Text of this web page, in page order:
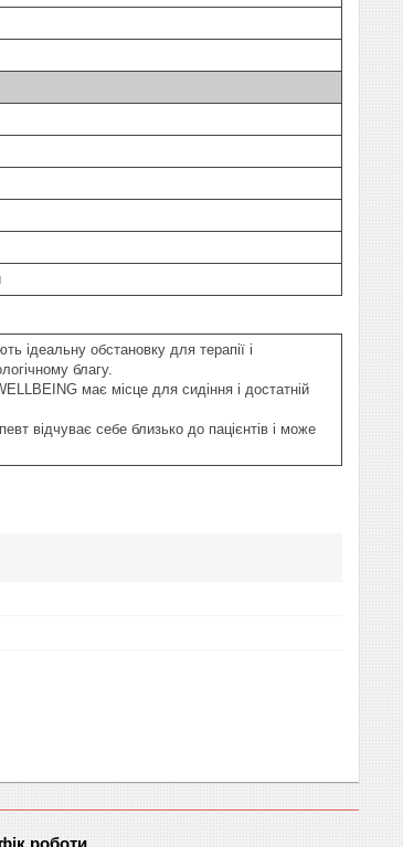
ідеальну обстановку для терапії і
благу.
має місце для сидіння і достатній
відчуває себе близько до пацієнтів і може
роботи